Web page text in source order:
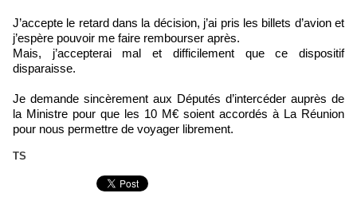
J’accepte le retard dans la décision, j’ai pris les billets d’avion et
j’espère pouvoir me faire rembourser après.
Mais, j’accepterai mal et difficilement que ce dispositif
disparaisse.
Je demande sincèrement aux Députés d’intercéder auprès de
la Ministre pour que les 10 M€ soient accordés à La Réunion
pour nous permettre de voyager librement.
TS